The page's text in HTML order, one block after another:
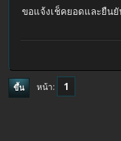
ขอแจ้งเช็คยอดและยืน
ขึ้น หน้า 1